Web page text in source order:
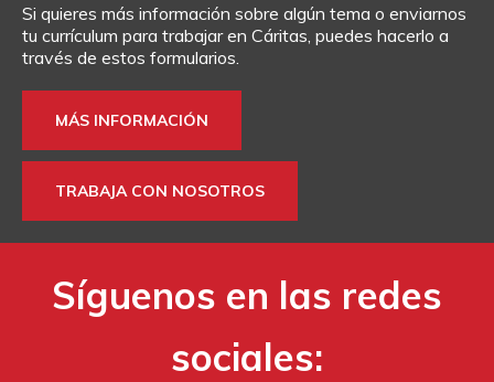
Si quieres más información sobre algún tema o enviarnos
tu currículum para trabajar en Cáritas, puedes hacerlo a
través de estos formularios.
MÁS INFORMACIÓN
TRABAJA CON NOSOTROS
Síguenos en las redes
sociales: